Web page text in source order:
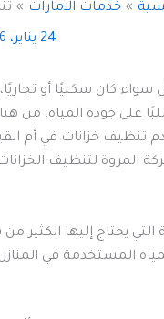
خدمات الامارات
24 يناير، 2026
كان سكنيًا أو
على جودة المياه. من
تنظيف خزانات في أم
لتنظيف الخزانات،
يحتاج إليها الكثير
المستخدمة في